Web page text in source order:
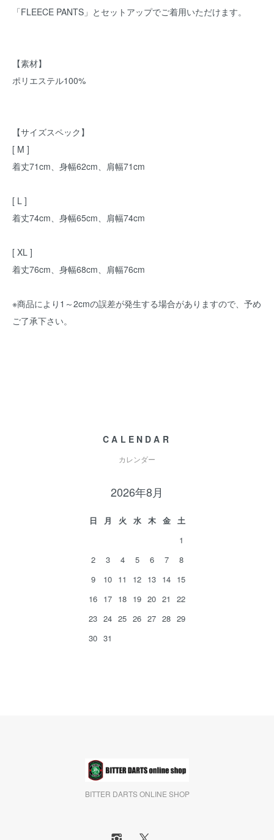
「FLEECE PANTS」とセットアップでご着用いただけます。
【素材】
ポリエステル100%
【サイズスペック】
[ M ]
着丈71cm、身幅62cm、肩幅71cm
[ L ]
着丈74cm、身幅65cm、肩幅74cm
[ XL ]
着丈76cm、身幅68cm、肩幅76cm
※商品により1～2cmの誤差が発生する場合がありますので、予め
ご了承下さい。
CALENDAR
カレンダー
2026年8月
日 月 火 水 木 金
土
1
2
3 4 5 6 7
8
9
10 11 12 13 14 15
16 17 18 19 20 21
22
23 24 25 26 27 28 29
30 31
BITTER DARTS ONLINE SHOP